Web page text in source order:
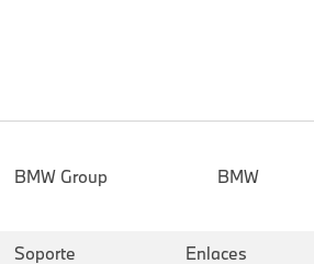
BMW Group BMW
Soporte Enlaces